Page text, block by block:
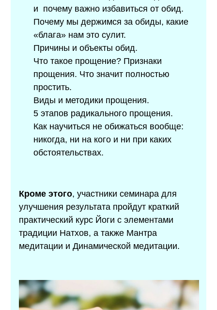
и почему важно избавиться от обид.
Почему мы держимся за обиды, какие
«блага» нам это сулит.
Причины и объекты обид.
Что такое прощение? Признаки
прощения. Что значит полностью
простить.
Виды и методики прощения.
5 этапов радикального прощения.
Как научиться не обижаться вообще:
никогда, ни на кого и ни при каких
обстоятельствах.
Кроме этого, участники семинара для
улучшения результата пройдут краткий
практический курс Йоги с элементами
традиции Натхов, а также Мантра
медитации и Динамической медитации.